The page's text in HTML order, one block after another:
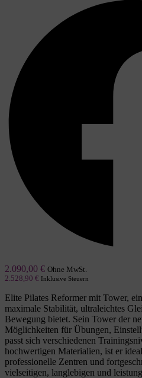
2.090,00 € Ohne MwSt.
2.528,90 € Inklusive Steuern
Elite Pilates Reformer mit Tower,
maximale Stabilität, ultraleichtes
Bewegung bietet. Sein Tower der
Möglichkeiten für Übungen,
passt sich verschiedenen
hochwertigen Materialien, ist er
professionelle Zentren und
vielseitigen, langlebigen und